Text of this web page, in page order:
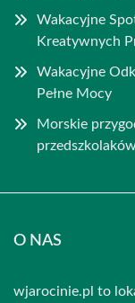
Wakacyjne
Kreatywnych
Wakacyjne
Pełne Mocy
Morskie
O NAS
wjarocinie.pl to